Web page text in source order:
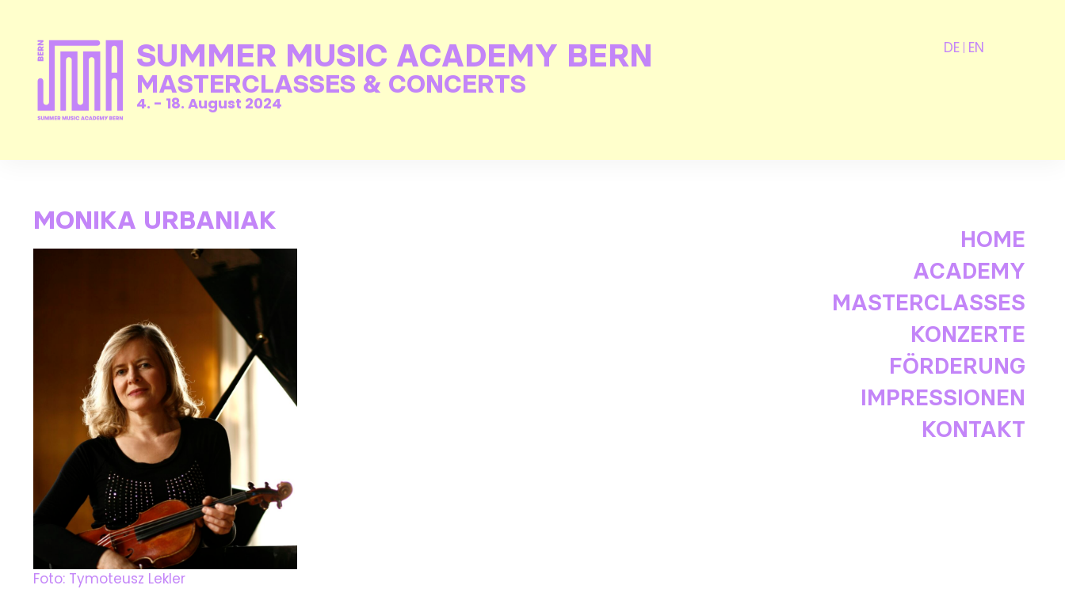
SUMMER MUSIC ACADEMY BERN
MASTERCLASSES & CONCERTS
4. - 18. August 2024
DE EN
HOME
ACADEMY
MASTERCLASSES
KONZERTE
FÖRDERUNG
IMPRESSIONEN
KONTAKT
MONIKA URBANIAK
Foto: Tymoteusz Lekler